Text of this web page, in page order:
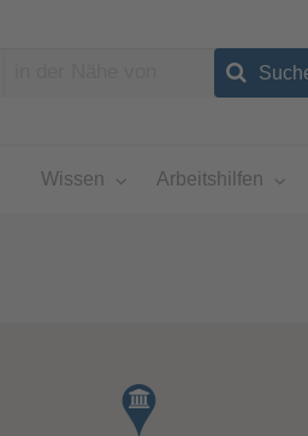
Wissen Arbeitshilfen